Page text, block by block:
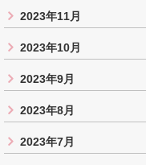
2023年11月
2023年10月
2023年9月
2023年8月
2023年7月